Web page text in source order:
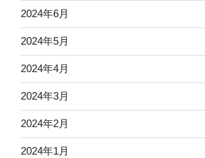
2024年6月
2024年5月
2024年4月
2024年3月
2024年2月
2024年1月